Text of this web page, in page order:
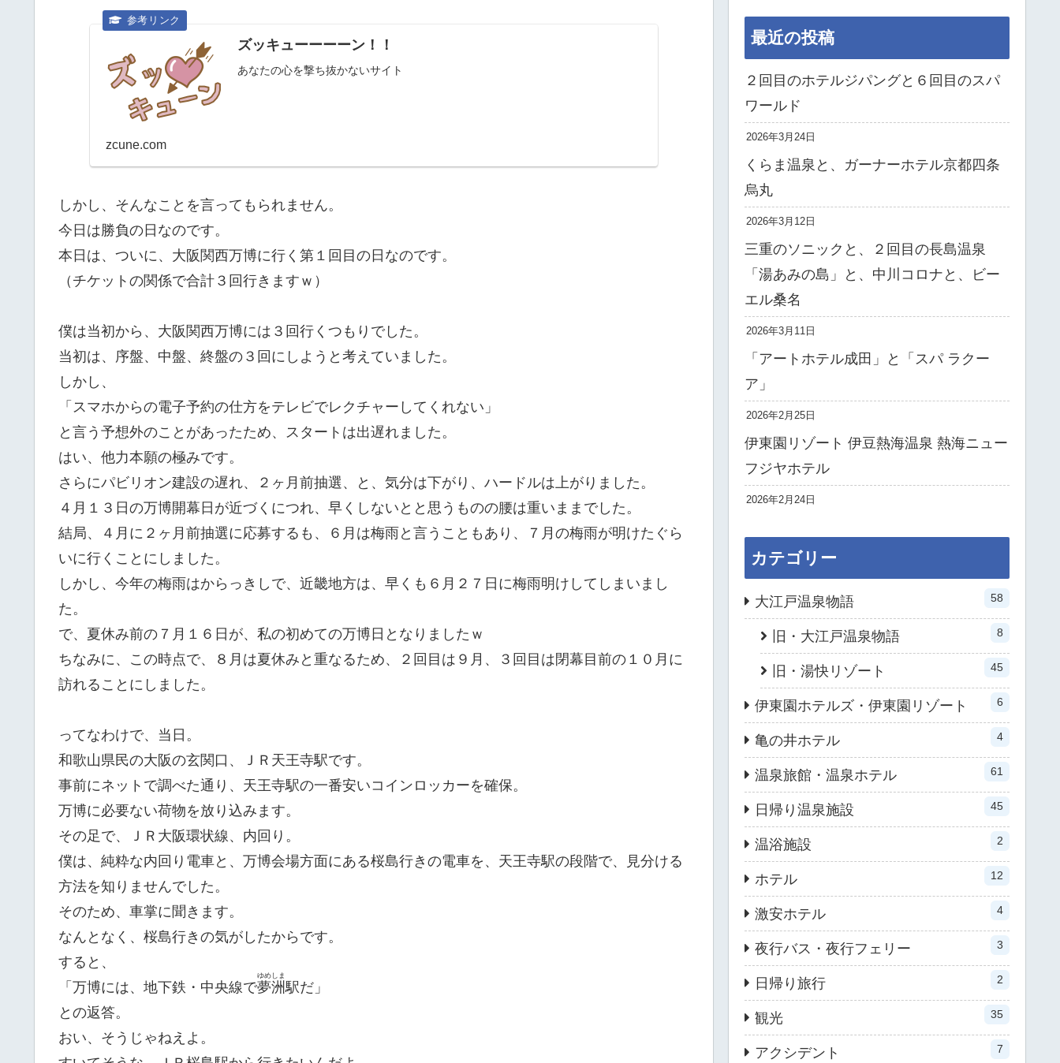
ズッキューーーーン！！
あなたの心を撃ち抜かないサイト
zcune.com
しかし、そんなことを言ってもられません。
今日は勝負の日なのです。
本日は、ついに、大阪関西万博に行く第１回目の日なのです。
（チケットの関係で合計３回行きますｗ）
僕は当初から、大阪関西万博には３回行くつもりでした。
当初は、序盤、中盤、終盤の３回にしようと考えていました。
しかし、
「スマホからの電子予約の仕方をテレビでレクチャーしてくれない」
と言う予想外のことがあったため、スタートは出遅れました。
はい、他力本願の極みです。
さらにパビリオン建設の遅れ、２ヶ月前抽選、と、気分は下がり、ハードルは上がりました。
４月１３日の万博開幕日が近づくにつれ、早くしないとと思うものの腰は重いままでした。
結局、４月に２ヶ月前抽選に応募するも、６月は梅雨と言うこともあり、７月の梅雨が明けたぐら
いに行くことにしました。
しかし、今年の梅雨はからっきしで、近畿地方は、早くも６月２７日に梅雨明けしてしまいまし
た。
で、夏休み前の７月１６日が、私の初めての万博日となりましたｗ
ちなみに、この時点で、８月は夏休みと重なるため、２回目は９月、３回目は閉幕目前の１０月に
訪れることにしました。
ってなわけで、当日。
和歌山県民の大阪の玄関口、ＪＲ天王寺駅です。
事前にネットで調べた通り、天王寺駅の一番安いコインロッカーを確保。
万博に必要ない荷物を放り込みます。
その足で、ＪＲ大阪環状線、内回り。
僕は、純粋な内回り電車と、万博会場方面にある桜島行きの電車を、天王寺駅の段階で、見分ける
方法を知りませんでした。
そのため、車掌に聞きます。
なんとなく、桜島行きの気がしたからです。
すると、
「万博には、地下鉄・中央線で夢洲
ゆめしま
駅だ」
との返答。
おい、そうじゃねえよ。
最近の投稿
２回目のホテルジパングと６回目のスパ
ワールド
2026年3月24日
くらま温泉と、ガーナーホテル京都四条
烏丸
2026年3月12日
三重のソニックと、２回目の長島温泉
「湯あみの島」と、中川コロナと、ビー
エル桑名
2026年3月11日
「アートホテル成田」と「スパ ラクー
ア」
2026年2月25日
伊東園リゾート 伊豆熱海温泉 熱海ニュー
フジヤホテル
2026年2月24日
カテゴリー
大江戸温泉物語 58
旧・大江戸温泉物語 8
旧・湯快リゾート 45
伊東園ホテルズ・伊東園リゾート 6
亀の井ホテル 4
温泉旅館・温泉ホテル 61
日帰り温泉施設 45
温浴施設 2
ホテル 12
激安ホテル 4
夜行バス・夜行フェリー 3
日帰り旅行 2
観光 35
アクシデント 7